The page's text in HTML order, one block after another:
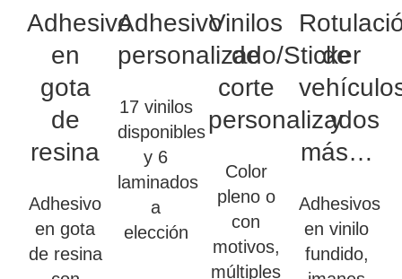
Adhesivo
en
gota
de
resina
Adhesivo
en gota
de resina
Adhesivo
personalizado/Sticker
17 vinilos
disponibles
y 6
laminados
a
elección
Vinilos
de
corte
personalizados
Color
pleno o
con
motivos,
múltiples
de
y
más…
Adhesivos
en vinilo
fundido,